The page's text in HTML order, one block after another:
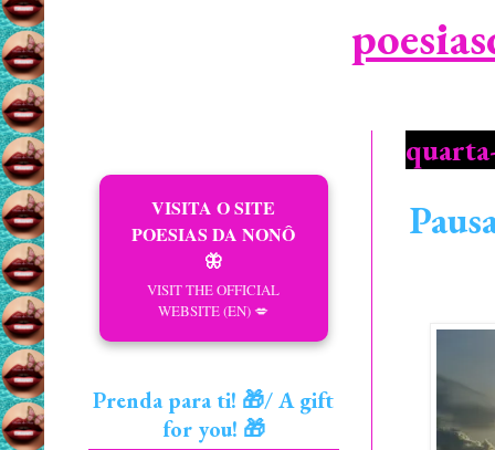
VISITA O SITE
POESIAS DA NONÔ
🦋
VISIT THE OFFICIAL
WEBSITE (EN) 💋
Prenda para ti! 🎁/ A gift
for you! 🎁